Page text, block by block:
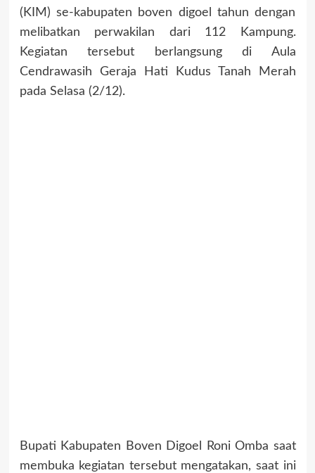
(KIM) se-kabupaten boven digoel tahun dengan
melibatkan perwakilan dari 112 Kampung.
Kegiatan tersebut berlangsung di Aula
Cendrawasih Geraja Hati Kudus Tanah Merah
pada Selasa (2/12).
Bupati Kabupaten Boven Digoel Roni Omba saat
membuka kegiatan tersebut mengatakan, saat ini